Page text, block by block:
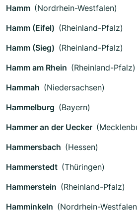
Hamm (Nordrhein-Westfalen)
Hamm (Eifel) (Rheinland-Pfalz)
Hamm (Sieg) (Rheinland-Pfalz)
Hamm am Rhein (Rheinland-Pfalz)
Hammah (Niedersachsen)
Hammelburg (Bayern)
Hammer an der Uecker
Hammersbach (Hessen)
Hammerstedt (Thüringen)
Hammerstein (Rheinland-Pfalz)
Hamminkeln (Nordrhein-